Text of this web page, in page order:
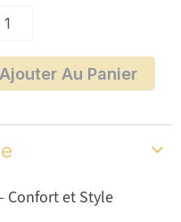
Ajouter Au Panier
Confort et Style